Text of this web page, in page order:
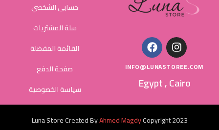
INFO@LUNASTOREE.COM
Egypt , Cairo
حسابى الشخصي
سلة المشتريات
القائمة المفضلة
صفحة الدفع
سياسة الخصوصية
Luna StoreCreated ByAhmed MagdyCopyright2023